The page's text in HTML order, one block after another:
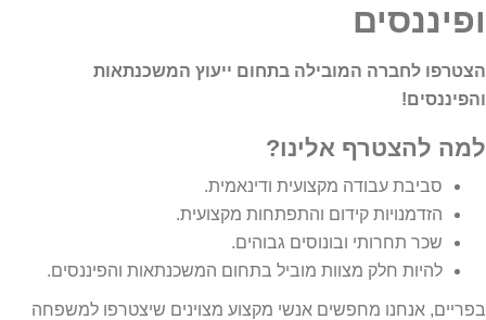
ופיננסים
הצטרפו לחברה המובילה בתחום ייעוץ המשכנתאות
והפיננסים!
למה להצטרף אלינו?
סביבת עבודה מקצועית ודינאמית.
הזדמנויות קידום והתפתחות מקצועית.
שכר תחרותי ובונוסים גבוהים.
להיות חלק מצוות מוביל בתחום המשכנתאות והפיננסים.
בפריים, אנחנו מחפשים אנשי מקצוע מצוינים שיצטרפו למשפחה